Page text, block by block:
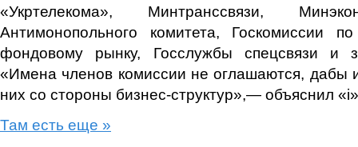
«Укртелекома», Минтранссвязи,
Антимонопольного комитета, Госкомиссии
фондовому рынку, Госслужбы спецсвязи и
«Имена членов комиссии не оглашаются, дабы
них со стороны бизнес-структур»,— объяснил
Там есть еще »